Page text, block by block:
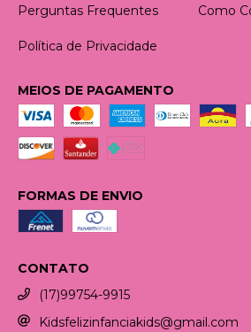
Perguntas Frequentes Como
Política de Privacidade
MEIOS DE PAGAMENTO
FORMAS DE ENVIO
CONTATO
(17)99754-9915
Kidsfelizinfanciakids@gmail.com